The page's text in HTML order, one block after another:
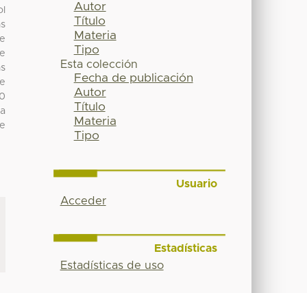
Autor
Título
Materia
Tipo
Esta colección
Fecha de publicación
Autor
Título
Materia
Tipo
Usuario
Acceder
Estadísticas
Estadísticas de uso